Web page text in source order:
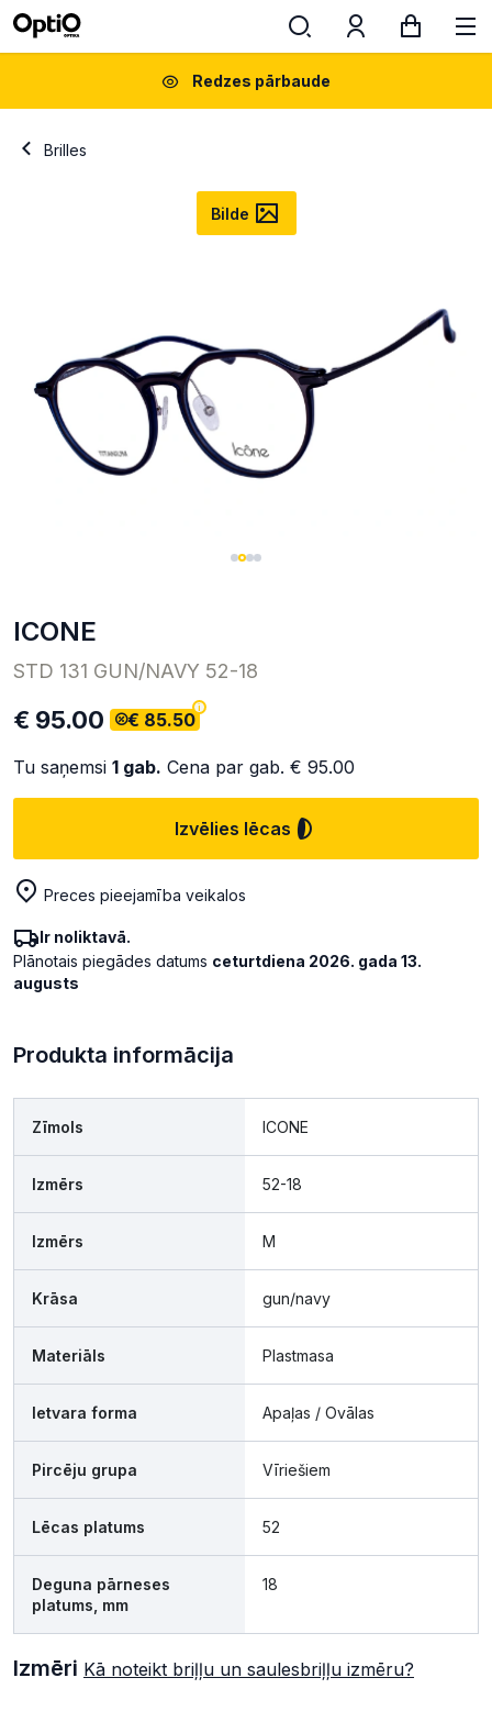
Redzes pārbaude
Brilles
Bilde
ICONE
STD 131 GUN/NAVY 52-18
€ 95.00 € 85.50
Tu saņemsi 1 gab. Cena par gab. € 95.00
Izvēlies lēcas
Preces pieejamība veikalos
Ir noliktavā.
Plānotais piegādes datums ceturtdiena 2026. gada 13.
augusts
Produkta informācija
Zīmols ICONE
Izmērs 52-18
Izmērs M
Krāsa gun/navy
Materiāls Plastmasa
Ietvara forma Apaļas / Ovālas
Pircēju grupa Vīriešiem
Lēcas platums 52
Deguna pārneses
platums, mm
18
Izmēri Kā noteikt briļļu un saulesbriļļu izmēru?